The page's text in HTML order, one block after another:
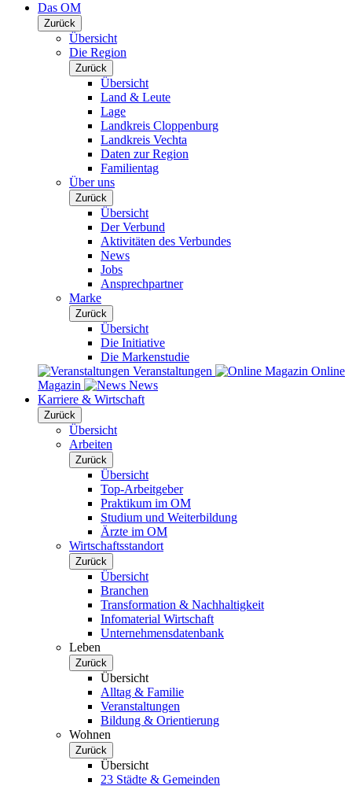
Das OM
Zurück
Übersicht
Die Region
Zurück
Übersicht
Land & Leute
Lage
Landkreis Cloppenburg
Landkreis Vechta
Daten zur Region
Familientag
Über uns
Zurück
Übersicht
Der Verbund
Aktivitäten des Verbundes
News
Jobs
Ansprechpartner
Marke
Zurück
Übersicht
Die Initiative
Die Markenstudie
Veranstaltungen
Online
Magazin
News
Karriere & Wirtschaft
Zurück
Übersicht
Arbeiten
Zurück
Übersicht
Top-Arbeitgeber
Praktikum im OM
Studium und Weiterbildung
Ärzte im OM
Wirtschaftsstandort
Zurück
Übersicht
Branchen
Transformation & Nachhaltigkeit
Infomaterial Wirtschaft
Unternehmensdatenbank
Leben
Zurück
Übersicht
Alltag & Familie
Veranstaltungen
Bildung & Orientierung
Wohnen
Zurück
Übersicht
23 Städte & Gemeinden